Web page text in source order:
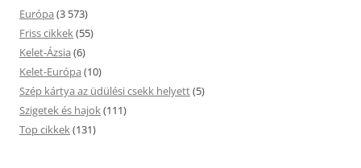
Európa (3 573)
Friss cikkek(55)
Kelet-Ázsia (6)
Kelet-Európa (10)
Szép kártya az üdülési csekk helyett(5)
Szigetek és hajok(111)
Top cikkek(131)